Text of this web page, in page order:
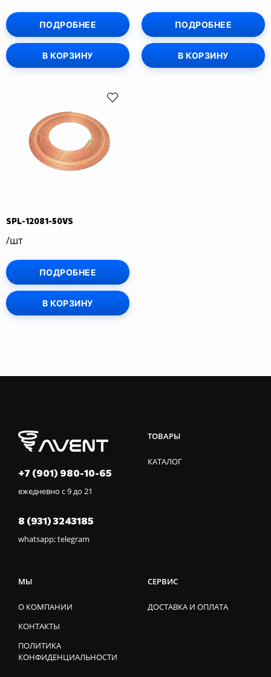
ПОДРОБНЕЕ
В КОРЗИНУ
ПОДРОБНЕЕ
В КОРЗИНУ
SPL-12081-50VS
/шт
ПОДРОБНЕЕ
В КОРЗИНУ
+7 (901) 980-10-65
ежедневно с 9 до 21
8 (931) 3243185
whatsapp; telegram
ТОВАРЫ
КАТАЛОГ
МЫ
О КОМПАНИИ
КОНТАКТЫ
ПОЛИТИКА
КОНФИДЕНЦИАЛЬНОСТИ
СЕРВИС
ДОСТАВКА И ОПЛАТА